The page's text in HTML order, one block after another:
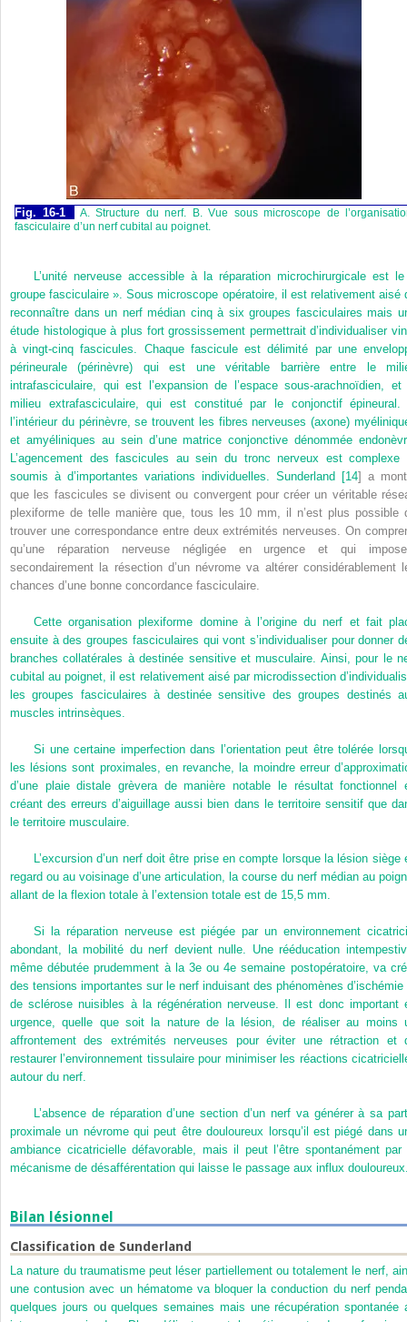
Fig. 16-1
A. Structure du nerf. B. Vue sous microscope de
fasciculaire d’un nerf cubital au poignet.
L’unité nerveuse accessible à la réparation microchirurgicale est
groupe fasciculaire ». Sous microscope opératoire, il est relativement aisé
reconnaître dans un nerf médian cinq à six groupes fasciculaires mais
étude histologique à plus fort grossissement permettrait d’individualiser
à vingt-cinq fascicules. Chaque fascicule est délimité par une
périneurale (périnèvre) qui est une véritable barrière entre le
intrafasciculaire, qui est l’expansion de l’espace sous-arachnoïdien, et
milieu extrafasciculaire, qui est constitué par le conjonctif épineural.
l’intérieur du périnèvre, se trouvent les fibres nerveuses (axone)
et amyéliniques au sein d’une matrice conjonctive dénommée
L’agencement des fascicules au sein du tronc nerveux est complexe
soumis à d’importantes variations individuelles. Sunderland [14] a
que les fascicules se divisent ou convergent pour créer un véritable
plexiforme de telle manière que, tous les 10 mm, il n’est plus possible
trouver une correspondance entre deux extrémités nerveuses. On
qu’une réparation nerveuse négligée en urgence et qui
secondairement la résection d’un névrome va altérer considérablement
chances d’une bonne concordance fasciculaire.
Cette organisation plexiforme domine à l’origine du nerf et fait
ensuite à des groupes fasciculaires qui vont s’individualiser pour donner
branches collatérales à destinée sensitive et musculaire. Ainsi, pour le
cubital au poignet, il est relativement aisé par microdissection
les groupes fasciculaires à destinée sensitive des groupes destinés
muscles intrinsèques.
Si une certaine imperfection dans l’orientation peut être tolérée
les lésions sont proximales, en revanche, la moindre erreur
d’une plaie distale grèvera de manière notable le résultat fonctionnel
créant des erreurs d’aiguillage aussi bien dans le territoire sensitif que
le territoire musculaire.
L’excursion d’un nerf doit être prise en compte lorsque la lésion siège
regard ou au voisinage d’une articulation, la course du nerf médian au
allant de la flexion totale à l’extension totale est de 15,5 mm.
Si la réparation nerveuse est piégée par un environnement
abondant, la mobilité du nerf devient nulle. Une rééducation
même débutée prudemment à la 3eou 4e semaine postopératoire, va
des tensions importantes sur le nerf induisant des phénomènes d’ischémie
de sclérose nuisibles à la régénération nerveuse. Il est donc important
urgence, quelle que soit la nature de la lésion, de réaliser au moins
affrontement des extrémités nerveuses pour éviter une rétraction et
restaurer l’environnement tissulaire pour minimiser les réactions
autour du nerf.
L’absence de réparation d’une section d’un nerf va générer à sa
proximale un névrome qui peut être douloureux lorsqu’il est piégé dans
ambiance cicatricielle défavorable, mais il peut l’être spontanément par
mécanisme de désafférentation qui laisse le passage aux influx
Bilan lésionnel
Classification de Sunderland
La nature du traumatisme peut léser partiellement ou totalement le nerf,
une contusion avec un hématome va bloquer la conduction du nerf
quelques jours ou quelques semaines mais une récupération spontanée